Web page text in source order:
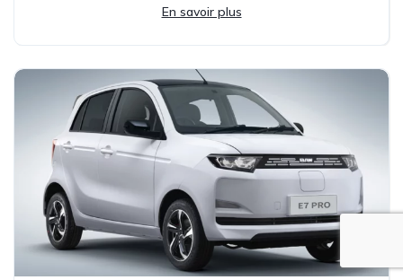
En savoir plus